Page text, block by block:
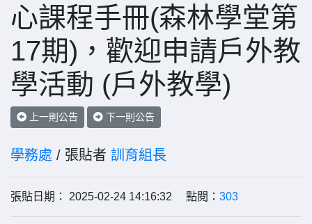
心課程手冊(森林學堂第
17期)，歡迎申請戶外教
學活動 (戶外教學)
上一則公告 下一則公告
學務處 / 張貼者 訓育組長
張貼日期： 2025-02-24 14:16:32 點閱： 303